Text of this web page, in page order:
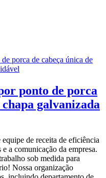
ponto de porca
galvanizada
de receita de eficiência
a comunicação da empresa.
sob medida para
Nossa organização